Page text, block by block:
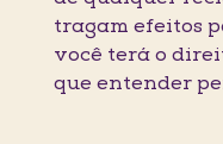
tragam efeitos
você terá o
que entender